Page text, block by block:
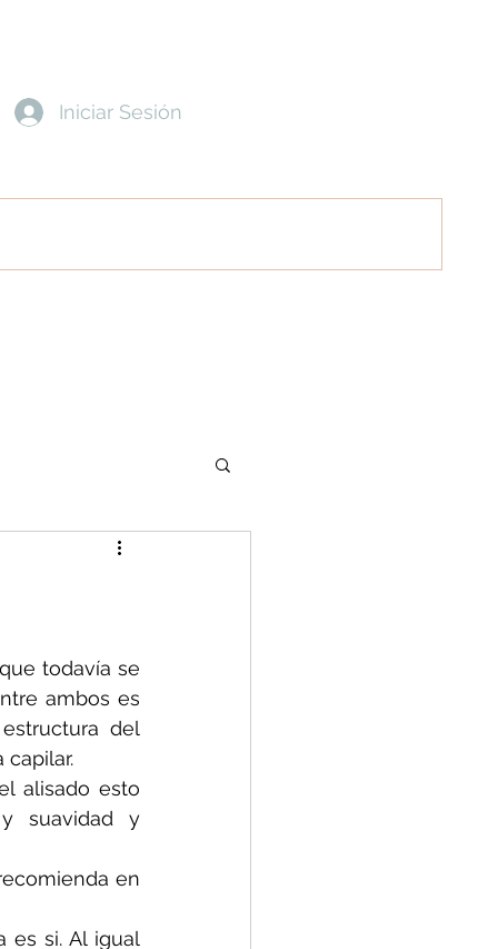
Iniciar Sesión
todavía se
ambos es
del
alisado esto
suavidad y
en
es si. Al igual